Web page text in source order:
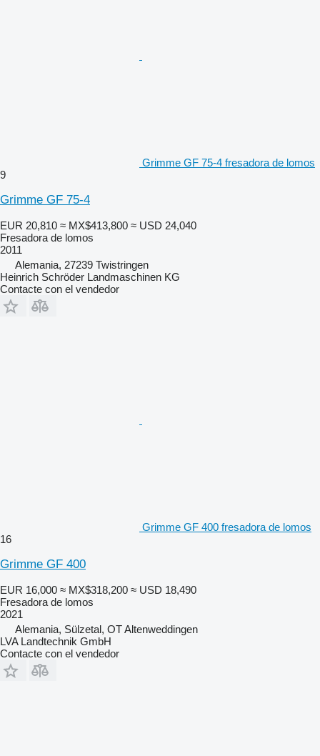
Grimme GF 75-4 fresadora de lomos
9
Grimme GF 75-4
EUR 20,810 ≈ MX$413,800 ≈ USD 24,040
Fresadora de lomos
2011
Alemania, 27239 Twistringen
Heinrich Schröder Landmaschinen KG
Contacte con el vendedor
Grimme GF 400 fresadora de lomos
16
Grimme GF 400
EUR 16,000 ≈ MX$318,200 ≈ USD 18,490
Fresadora de lomos
2021
Alemania, Sülzetal, OT Altenweddingen
LVA Landtechnik GmbH
Contacte con el vendedor